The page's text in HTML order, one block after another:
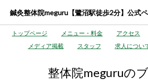
鍼灸整体院meguru【鷺沼駅徒歩2分】公式
トップページ メニュー・料金 アクセス
メディア掲載
スタッフ 求人につい
整体院meguruの